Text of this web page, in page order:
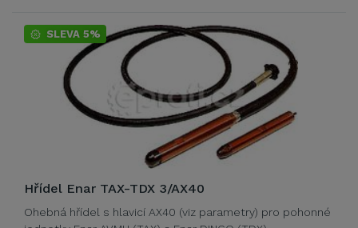
SLEVA 5%
Hřídel Enar TAX-TDX 3/AX40
Ohebná hřídel s hlavicí AX40 (viz parametry) pro pohonné